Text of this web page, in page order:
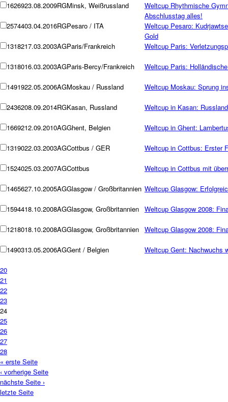
1626923.08.2009RGMinsk, Weißrussland
Weltcup Rhythmische
Abschlusstag alles!
2574403.04.2016RGPesaro / ITA
Weltcup Pesaro:
Gold
1318217.03.2003AGParis/Frankreich Weltcup Paris:
1318016.03.2003AGParis-Bercy/Frankreich Weltcup Paris:
1491922.05.2006AGMoskau / Russland Weltcup Moskau: Sprung
2436208.09.2014RGKasan, Russland Weltcup in Kasan:
1669212.09.2010AGGhent, Belgien Weltcup in Ghent:
1319022.03.2003AGCottbus / GER Weltcup in Cottbus: Erster
1524025.03.2007AGCottbus Weltcup in Cottbus mit
1465627.10.2005AGGlasgow / Großbritannien Weltcup Glasgow:
1594418.10.2008AGGlasgow, Großbritannien Weltcup Glasgow 2008:
1218018.10.2008AGGlasgow, Großbritannien Weltcup Glasgow 2008:
1490313.05.2006AGGent / Belgien Weltcup Gent: Nachwuchs
20
21
22
23
24
25
26
27
28
« erste Seite
‹ vorherige Seite
nächste Seite ›
letzte Seite